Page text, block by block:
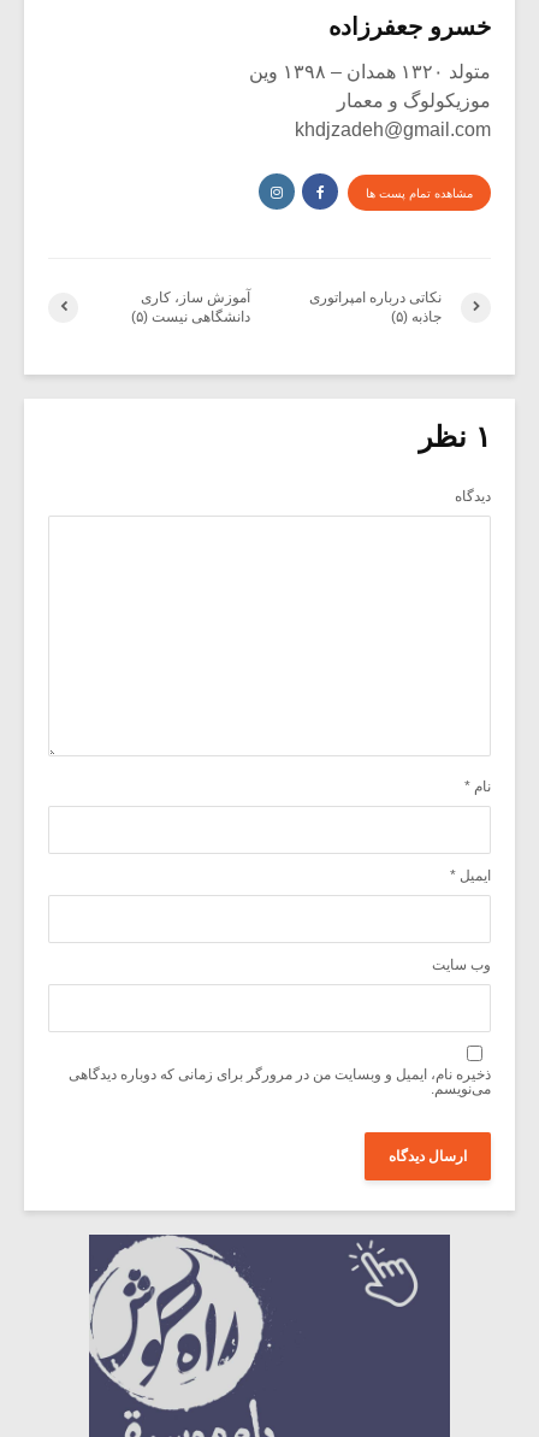
خسرو جعفرزاده
متولد ۱۳۲۰ همدان – ۱۳۹۸ وین
موزیکولوگ و معمار
khdjzadeh@gmail.com
مشاهده تمام پست ها
آموزش ساز، کاری
دانشگاهی نیست (۵)
نکاتی درباره امپراتوری
جاذبه (۵)
۱ نظر
دیدگاه
نام *
ایمیل *
وب‌ سایت
ذخیره نام، ایمیل و وبسایت من در مرورگر برای زمانی که دوباره دیدگاهی
می‌نویسم.